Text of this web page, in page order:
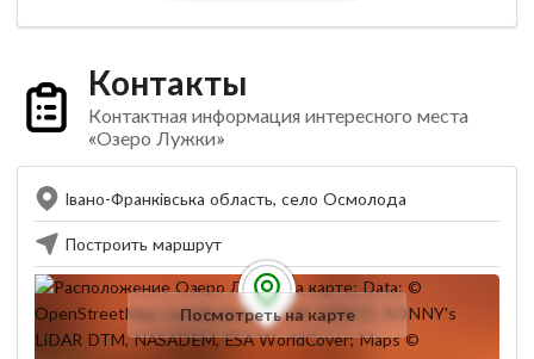
Контакты
Контактная информация интересного места
«Озеро Лужки»
Івано-Франківська область, село Осмолода
Построить маршрут
Посмотреть на карте